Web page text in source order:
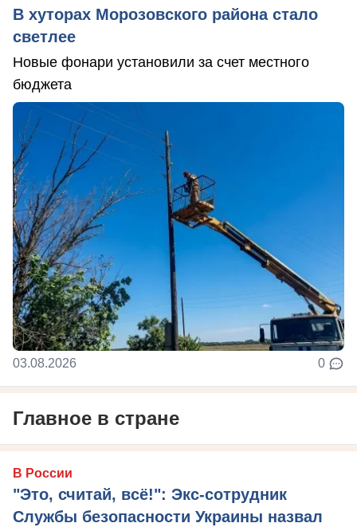
В хуторах Морозовского района стало
светлее
Новые фонари установили за счет местного
бюджета
03.08.2026 0
Главное в стране
В России
"Это, считай, всё!": Экс-сотрудник
Службы безопасности Украины назвал